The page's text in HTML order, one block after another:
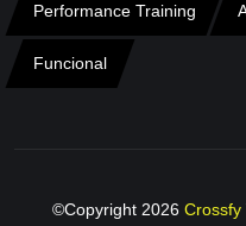
Performance Training
Funcional
©Copyright 2026 Crossfy